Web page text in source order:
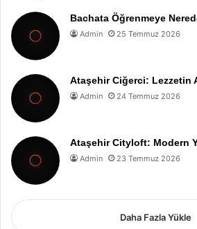
Bachata Öğrenmeye
Admin 25 Temmuz 2026
Ataşehir Ciğerci: Lezzetin
Admin 24 Temmuz 2026
Ataşehir Cityloft: Modern
Admin 23 Temmuz 2026
Daha Fazla Yükle